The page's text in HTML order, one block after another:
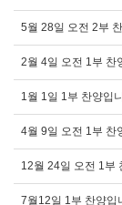
5월 28일 오전 2부
2월 4일 오전 1부 찬
1월 1일 1부 찬양입
4월 9일 오전 1부 찬
12월 24일 오전 1부
7월12일 1부 찬양입